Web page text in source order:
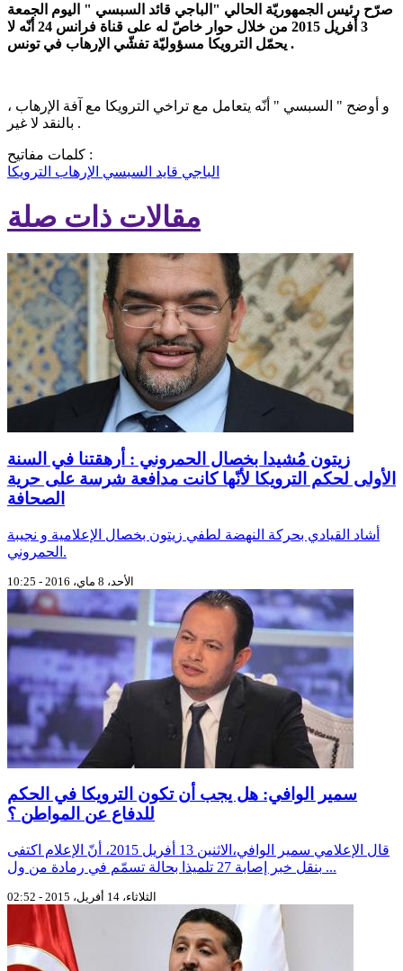
صرّح رئيس الجمهوريّة الحالي "الباجي قائد السبسي " اليوم الجمعة
3 أفريل 2015 من خلال حوار خاصّ له على قناة فرانس 24 أنّه لا
يحمّل الترويكا مسؤوليّة تفشّي الإرهاب في تونس .
و أوضح " السبسي " أنّه يتعامل مع تراخي الترويكا مع آفة الإرهاب ،
بالنقد لا غير .
كلمات مفاتيح :
الباجي قايد السبسي الإرهاب الترويكا
مقالات ذات صلة
زيتون مُشيدا بخصال الحمروني : أرهقتنا في السنة
الأولى لحكم الترويكا لأنّها كانت مدافعة شرسة على حرية
الصحافة
أشاد القيادي بحركة النهضة لطفي زيتون بخصال الإعلامية و نجيبة
الحمروني.
الأحد، 8 ماي، 2016 - 10:25
سمير الوافي: هل يجب أن تكون الترويكا في الحكم
للدفاع عن المواطن ؟
قال الإعلامي سمير الوافي،الاثنين 13 أفريل 2015، أنّ الإعلام اكتفى
بنقل خبر إصابة 27 تلميذا بحالة تسمّم في رمادة من ول ...
الثلاثاء، 14 أفريل، 2015 - 02:52